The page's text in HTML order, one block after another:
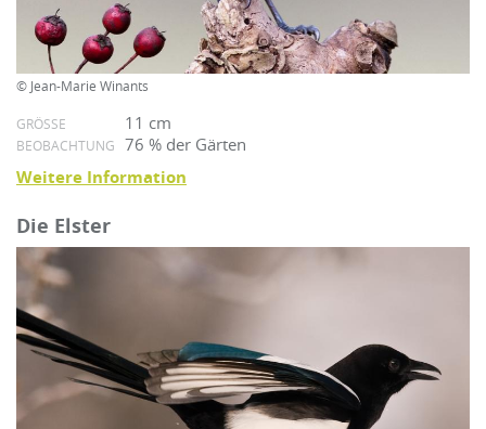
© Jean-Marie Winants
GRÖSSE 11 cm
BEOBACHTUNG 76 % der Gärten
Weitere Information
Die Elster